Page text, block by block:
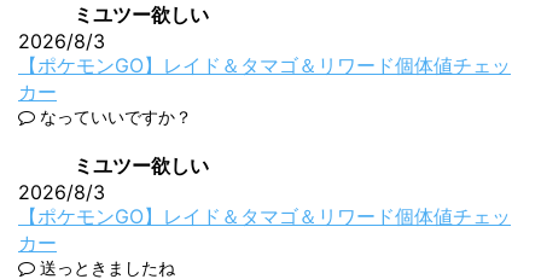
ミユツー欲しい
2026/8/3
【ポケモンGO】レイド＆タマゴ＆リワード個体値チェッ
カー
なっていいですか？
ミユツー欲しい
2026/8/3
【ポケモンGO】レイド＆タマゴ＆リワード個体値チェッ
カー
送っときましたね